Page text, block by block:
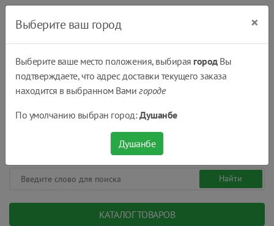
КАТАЛОГ ТОВАРОВ
Выберите ваш город ×
Выберите ваше место положения, выбирая городВы
подтверждаете, что адрес доставки текущего заказа
находится в выбранном Вамигороде
По умолчанию выбран город:Душанбе
Душанбе